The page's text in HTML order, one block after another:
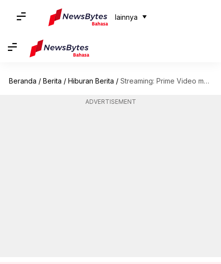
lainnya
Beranda / Berita / Hiburan Berita / Streaming: Prime Video menyetujui film Jerman 'Trunk'
ADVERTISEMENT